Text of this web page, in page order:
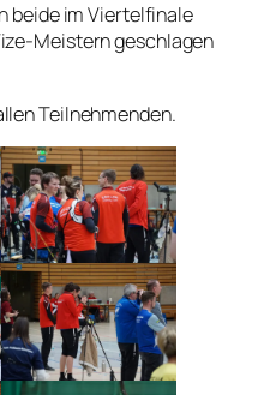
beide im Viertelfinale
Meistern geschlagen
Teilnehmenden.